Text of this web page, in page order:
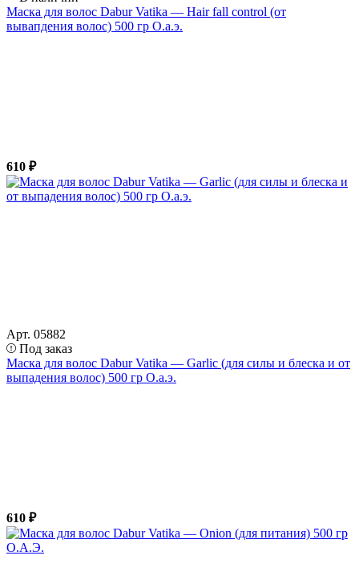
Маска для волос Dabur Vatika — Hair fall control (от
вывапдения волос) 500 гр О.а.э.
610 ₽
Арт. 05882
Под заказ
Маска для волос Dabur Vatika — Garlic (для силы и блеска и от
выпадения волос) 500 гр О.а.э.
610 ₽